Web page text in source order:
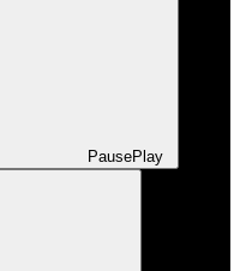
PausePlay